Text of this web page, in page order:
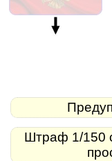
Штраф 1/150